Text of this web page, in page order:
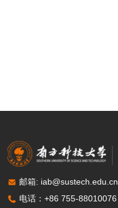
邮箱: iab@sustech.edu.cn
电话：+86 755-88010076